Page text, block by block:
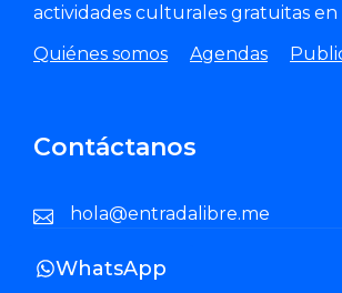
actividades culturales gratuitas en
Quiénes somos
Agendas
Contáctanos
hola@entradalibre.me
WhatsApp